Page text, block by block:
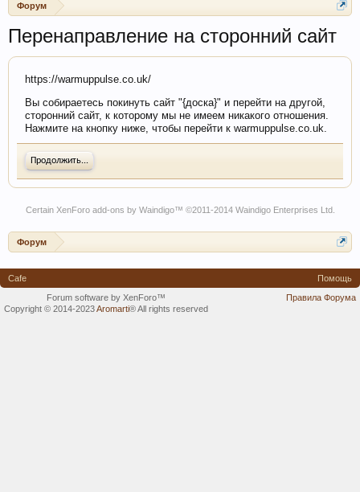
Форум
Перенаправление на сторонний сайт
https://warmuppulse.co.uk/
Вы собираетесь покинуть сайт "{доска}" и перейти на другой,
сторонний сайт, к которому мы не имеем никакого отношения.
Нажмите на кнопку ниже, чтобы перейти к warmuppulse.co.uk.
Продолжить...
Certain XenForo add-ons by Waindigo™ ©2011-2014 Waindigo Enterprises Ltd.
Форум
Cafe
Помощь
Правила Форума
Forum software by XenForo™
Copyright © 2014-2023Aromarti®All rights reserved